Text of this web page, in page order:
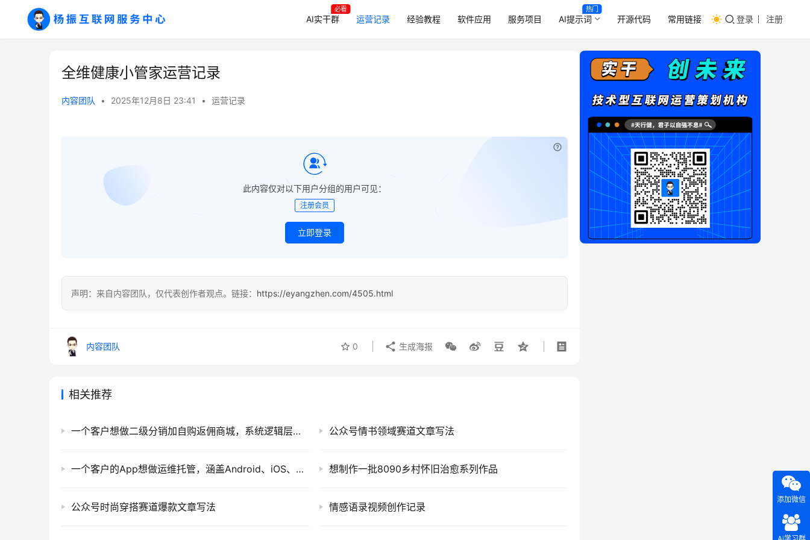
AI实干群
必看
运营记录 经验教程 软件应用 服务项目 AI提示词
热门
开源代码 常用链接 登录 注册
全维健康小管家运营记录
内容团队 • 2025年12月8日 23:41 • 运营记录
此内容仅对以下用户分组的用户可见：
注册会员
立即登录
立即刷新
声明：来自内容团队，仅代表创作者观点。链接： https://eyangzhen.com/4505.html
内容团队 0 生成海报
相关推荐
一个客户想做二级分销加自购返佣商城，系统逻辑层面需要考虑哪些？ 公众号情书领域赛道文章写法
一个客户的App想做运维托管，涵盖Android、iOS、PC 端 想制作一批8090乡村怀旧治愈系列作品
公众号时尚穿搭赛道爆款文章写法 情感语录视频创作记录
添加微信